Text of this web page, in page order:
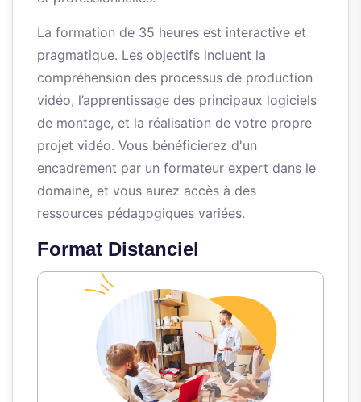
La formation de 35 heures est interactive et
pragmatique. Les objectifs incluent la
compréhension des processus de production
vidéo, l’apprentissage des principaux logiciels
de montage, et la réalisation de votre propre
projet vidéo. Vous bénéficierez d'un
encadrement par un formateur expert dans le
domaine, et vous aurez accès à des
ressources pédagogiques variées.
Format Distanciel